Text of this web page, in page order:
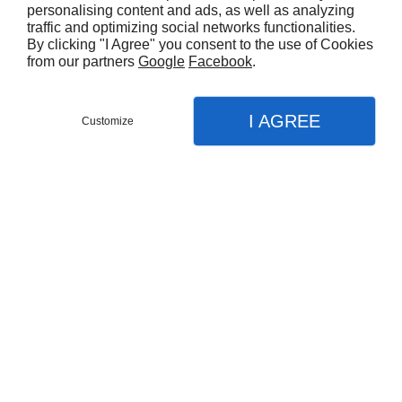
CONTACTEZ-NOUS
personalising content and ads, as well as analyzing
traffic and optimizing social networks functionalities.
By clicking "I Agree" you consent to the use of Cookies
from our partners Google Facebook.
Customize I AGREE